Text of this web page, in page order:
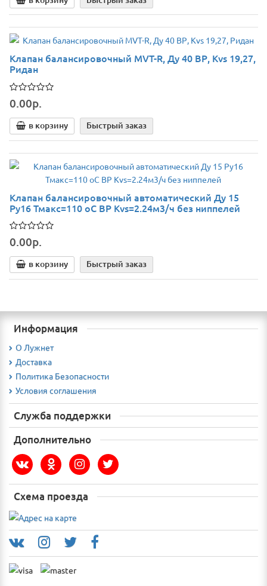
Клапан балансировочный MVT-R, Ду 40 ВР, Kvs 19,27,
Ридан
0.00р.
в корзину Быстрый заказ
Клапан балансировочный автоматический Ду 15
Ру16 Тмакс=110 оС ВР Kvs=2.24м3/ч без ниппелей
0.00р.
в корзину Быстрый заказ
Информация
О Лужнет
Доставка
Политика Безопасности
Условия соглашения
Служба поддержки
Дополнительно
Схема проезда